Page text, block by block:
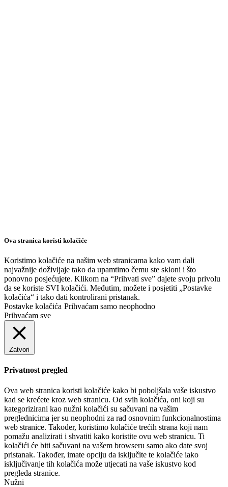
Ova stranica koristi kolačiće
Koristimo kolačiće na našim web stranicama kako vam dali
najvažnije doživljaje tako da upamtimo čemu ste skloni i što
ponovno posjećujete. Klikom na “Prihvati sve” dajete svoju privolu
da se koriste SVI kolačići. Međutim, možete i posjetiti „Postavke
kolačića“ i tako dati kontrolirani pristanak.
Postavke kolačića Prihvaćam samo neophodno
Prihvaćam sve
Zatvori
Privatnost pregled
Ova web stranica koristi kolačiće kako bi poboljšala vaše iskustvo
kad se krećete kroz web stranicu. Od svih kolačića, oni koji su
kategorizirani kao nužni kolačići su sačuvani na vašim
preglednicima jer su neophodni za rad osnovnim funkcionalnostima
web stranice. Također, koristimo kolačiće trećih strana koji nam
pomažu analizirati i shvatiti kako koristite ovu web stranicu. Ti
kolačići će biti sačuvani na vašem browseru samo ako date svoj
pristanak. Također, imate opciju da isključite te kolačiće iako
isključivanje tih kolačića može utjecati na vaše iskustvo kod
pregleda stranice.
Nužni